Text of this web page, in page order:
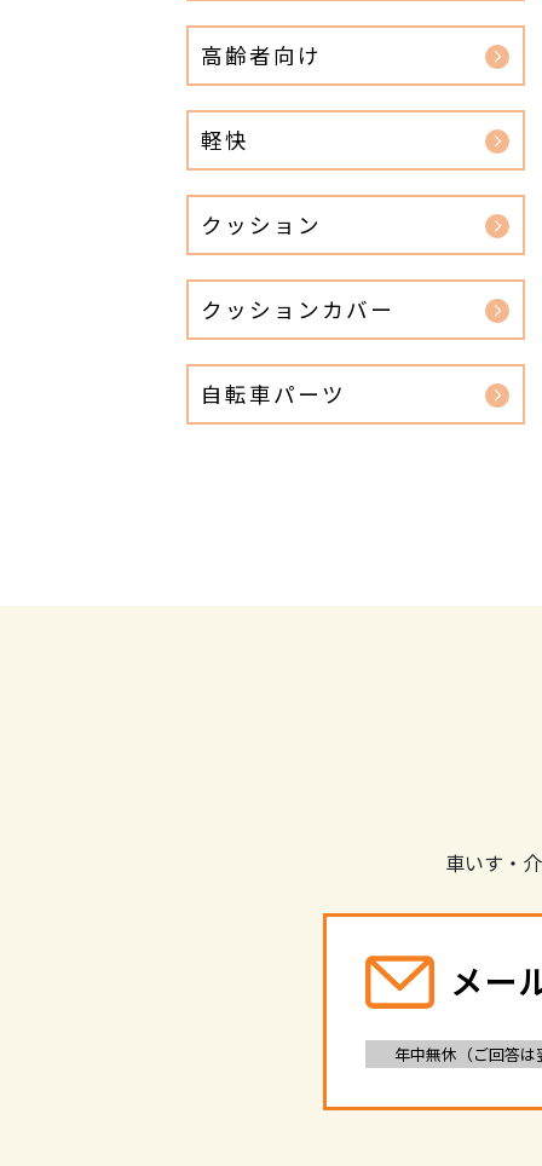
高齢者向け
軽快
クッション
クッションカバー
自転車パーツ
車いす・
メー
年中無休（ご回答